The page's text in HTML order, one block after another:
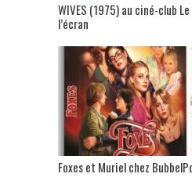
WIVES (1975) au ciné-club
l’écran
Foxes et Muriel chez